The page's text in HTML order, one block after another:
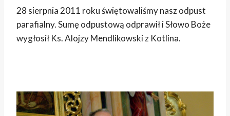
28 sierpnia 2011 roku świętowaliśmy nasz odpust
parafialny. Sumę odpustową odprawił i Słowo Boże
wygłosił Ks. Alojzy Mendlikowski z Kotlina.